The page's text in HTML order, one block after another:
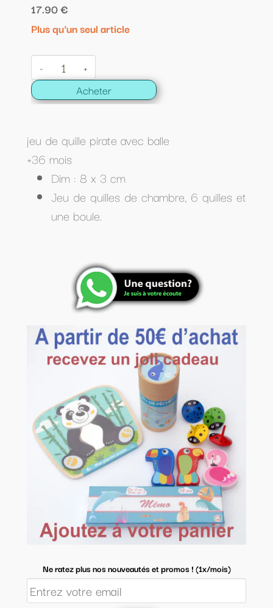
Ne ratez plus nos nouveautés et promos ! (1x/mois)
17.90 €
Plus qu'un seul article
- +
Acheter
jeu de quille pirate avec balle
+36 mois
Dim : 8 x 3 cm
Jeu de quilles de chambre, 6 quilles et
une boule.